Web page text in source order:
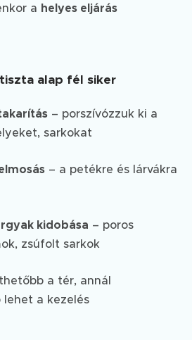
a helyes eljárás
alap fél siker
– porszívózzuk ki a
sarkokat
– a petékre és lárvákra
kidobása – poros
zsúfolt sarkok
a tér, annál
a kezelés